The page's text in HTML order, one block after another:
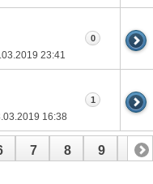
23:41
0
16:38
1
7 8 9 10